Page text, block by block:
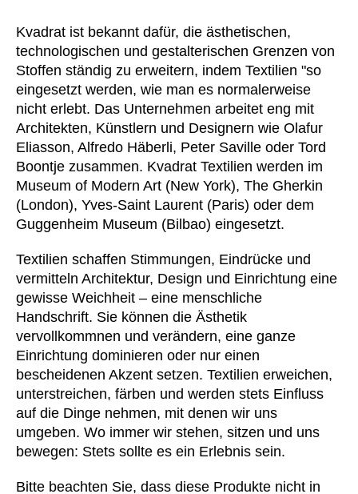
Israel(IL)
Italien(IT)
Japan(JP)
Jordanien(JO)
Kanada(CA)
Kasachstan(KZ)
Kenia (KE)
Kroatien(HR)
Kuwait(KW)
Liechtenstein (LI)
Litauen(LT)
Luxemburg(LU)
Malaysia(MY)
Marokko (MA)
Mauretanien (MR)
Neuseeland(NZ)
Niederlande(NL)
Nigeria (NG)
Nordirland (UK) (GB)
Kvadrat ist bekannt dafür, die ästhetischen,
technologischen und gestalterischen Grenzen von
Stoffen ständig zu erweitern, indem Textilien "so
eingesetzt werden, wie man es normalerweise
nicht erlebt. Das Unternehmen arbeitet eng mit
Architekten, Künstlern und Designern wie Olafur
Eliasson, Alfredo Häberli, Peter Saville oder Tord
Boontje zusammen. Kvadrat Textilien werden im
Museum of Modern Art (New York), The Gherkin
(London), Yves-Saint Laurent (Paris) oder dem
Guggenheim Museum (Bilbao) eingesetzt.
Textilien schaffen Stimmungen, Eindrücke und
vermitteln Architektur, Design und Einrichtung eine
gewisse Weichheit – eine menschliche
Handschrift. Sie können die Ästhetik
vervollkommnen und verändern, eine ganze
Einrichtung dominieren oder nur einen
bescheidenen Akzent setzen. Textilien erweichen,
unterstreichen, färben und werden stets Einfluss
auf die Dinge nehmen, mit denen wir uns
umgeben. Wo immer wir stehen, sitzen und uns
bewegen: Stets sollte es ein Erlebnis sein.
Bitte beachten Sie, dass diese Produkte nicht in